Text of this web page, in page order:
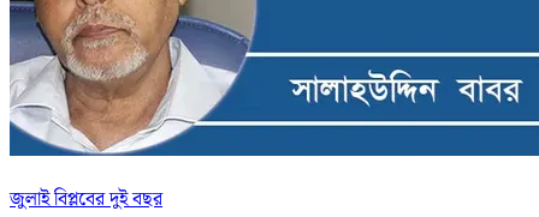
জুলাই বিপ্লবের দুই বছর